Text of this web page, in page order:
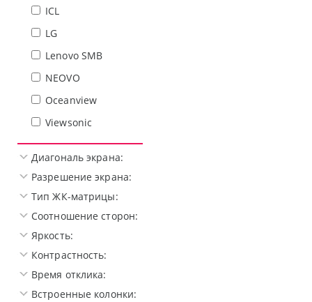
ICL
LG
Lenovo SMB
NEOVO
Oceanview
Viewsonic
Диагональ экрана:
Разрешение экрана:
Тип ЖК-матрицы:
Соотношение сторон:
Яркость:
Контрастность:
Время отклика:
Встроенные колонки: